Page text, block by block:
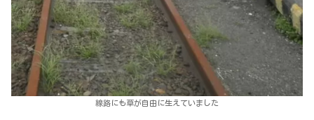
線路にも草が自由に生えていました